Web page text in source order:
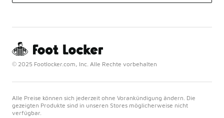
© 2025 Footlocker.com, Inc. Alle Rechte vorbehalten
Alle Preise können sich jederzeit ohne Vorankündigung ändern. Die
gezeigten Produkte sind in unseren Stores möglicherweise nicht
verfügbar.